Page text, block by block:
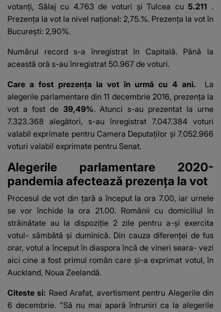
votanți, Sălaj cu 4.763 de voturi și Tulcea cu5.211 .
Prezenţa la vot la nivel naţional: 2,75.%. Prezenţa la vot în
Bucureşti: 2,90%.
Numărul record s-a înregistrat în Capitală. Până la
această oră s-au înregistrat 50.967 de voturi.
Care a fost prezența la vot în urmă cu 4 ani. La
alegerile parlamentare din 11 decembrie 2016, prezența la
vot a fost de 39,49%. Atunci s-au prezentat la urne
7.323.368 alegători, s-au înregistrat 7.047.384 voturi
valabil exprimate pentru Camera Deputaților și 7.052.966
voturi valabil exprimate pentru Senat.
Alegerile parlamentare 2020-
pandemia afectează prezența la vot
Procesul de vot din țară a început la ora 7.00, iar urnele
se vor închide la ora 21.00. Românii cu domiciliul în
străinătate au la dispoziţie 2 zile pentru a-şi exercita
votul- sâmbătă şi duminică. Din cauza diferenței de fus
orar, votul a început în diaspora încă de vineri seara- vezi
aici cine a fost primul român care și-a exprimat votul, în
Auckland, Noua Zeelandă.
Citeste si: Raed Arafat, avertisment pentru Alegerile din
6 decembrie. "Să nu mai apară întruniri ca la alegerile